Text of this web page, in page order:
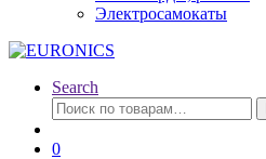
Электросамокаты
Search
Искать:
0